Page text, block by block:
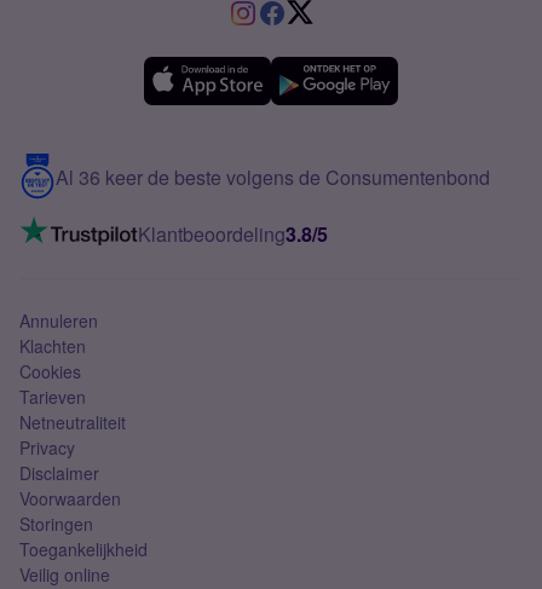
Verschil Prepaid en Sim Only
Meerdere nummers
5G internet
Mobiel internet
Mobiel abonnement
Contact
VoLTE 4G bellen
Al 36 keer de beste volgens de Consumentenbond
Klantbeoordeling3.8/5
Annuleren
Klachten
Cookies
Tarieven
Netneutraliteit
Privacy
Disclaimer
Voorwaarden
Storingen
Toegankelijkheid
Veilig online